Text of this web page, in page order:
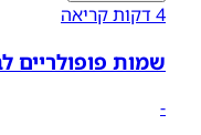
4 דקות קריאה
שמות פופולריים
-